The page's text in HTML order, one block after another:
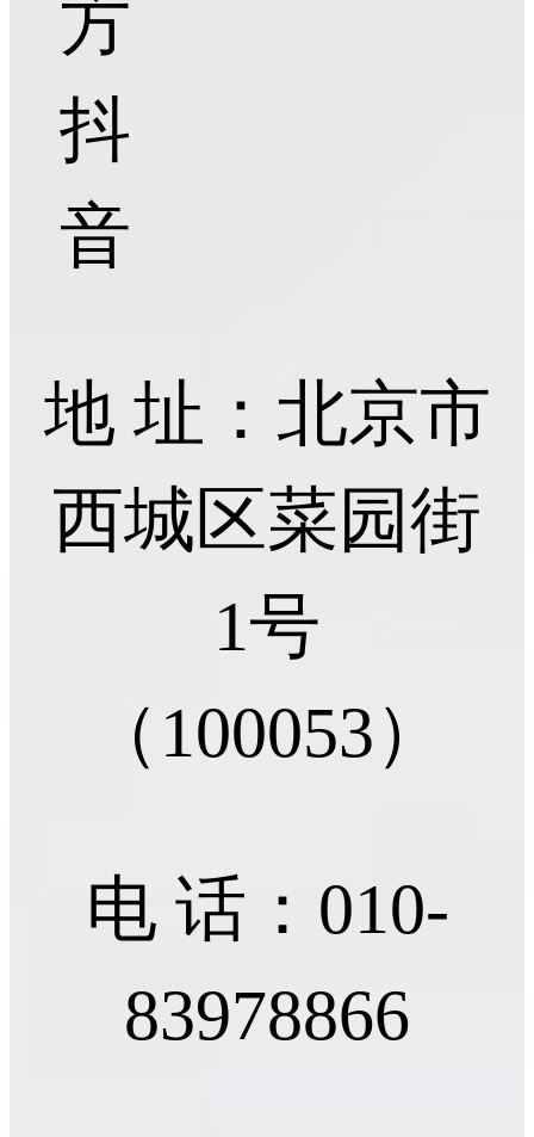
方
抖
音
地 址：北京市
西城区菜园街
1号
（100053）
电 话：010-
83978866